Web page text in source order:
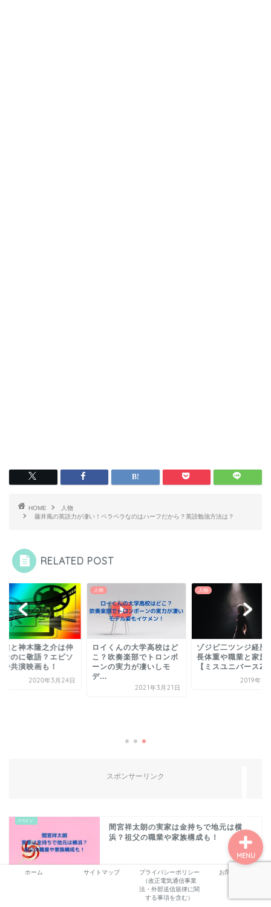
HOME
人物
藤井風の英語力が凄い！ペラペラなのはハーフだから？英語勉強方法は？
RELATED POST
健と神木隆之介は仲
なのに敬語？エピソ
や共演映画も！
2020年3月24日
人物
ロイくんの大学高校はど
こ？吹奏楽部でトロンボ
ーンの実力が凄いしモ
デ...
2021年3月21日
人物
ゾジビ二ツンジ経歴
長体重や職業と家族
【ミスユニバース
2019年12
スポンサーリンク
間宮祥太朗の実家は金持ちで地元は横
浜？祖父の職業や家族構成も！
上白石萌音の大学や高校はどこ？帰国子
ホーム サイトマップ
プライバシーポリシー
（改正電気通信事業
法・外部送信規律に関
する事項を含む）
お問い合わせ
MENU